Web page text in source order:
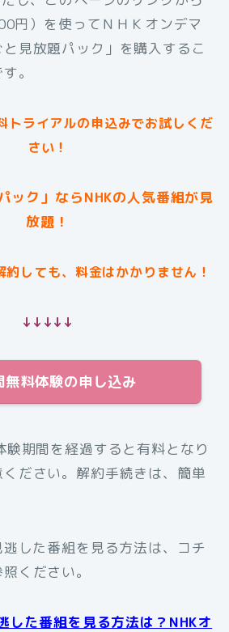
円）を使ってＮＨＫオンデマ
見放題パック」を購入するこ
。
トライアルの申込みでお試しくだ
さい！
ック」ならNHKの人気番組が見
放題！
しても、料金はかかりません！
↓↓↓↓↓
無料体験の申し込み
験期間を経過すると有料となり
ださい。解約手続きは、簡単
した番組を見る方法は、コチ
ください。
した番組を見る方法は？NHKオ